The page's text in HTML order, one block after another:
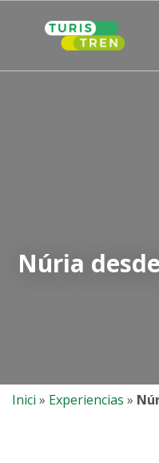
Inici » Experiencias »
Núria